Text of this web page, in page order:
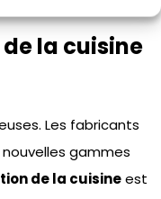
de la cuisine
Les fabricants
gammes
de la cuisineest